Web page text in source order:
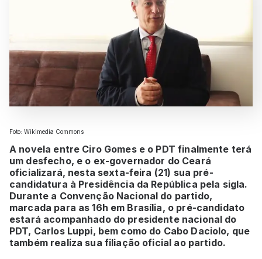
Foto: Wikimedia Commons
A novela entre Ciro Gomes e o PDT finalmente terá
um desfecho, e o ex-governador do Ceará
oficializará, nesta sexta-feira (21) sua pré-
candidatura à Presidência da República pela sigla.
Durante a Convenção Nacional do partido,
marcada para as 16h em Brasília, o pré-candidato
estará acompanhado do presidente nacional do
PDT, Carlos Luppi, bem como do Cabo Daciolo, que
também realiza sua filiação oficial ao partido.